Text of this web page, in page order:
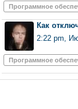
Программное
Как
2:22 pm,
Программное